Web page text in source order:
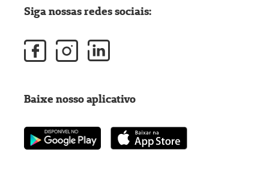
Siga nossas redes sociais:
Baixe nosso aplicativo